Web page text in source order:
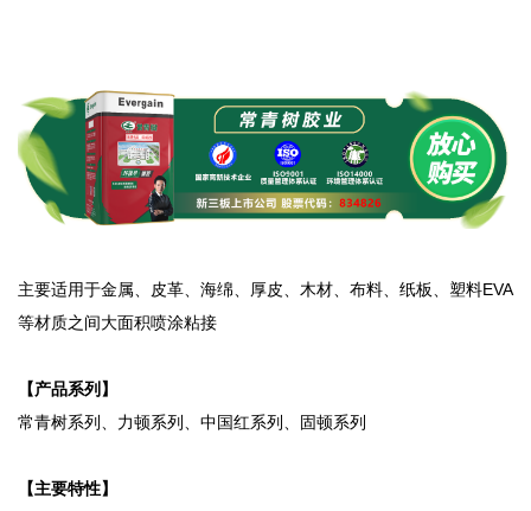
主要适用于金属、皮革、海绵、厚皮、木材、布料、纸板、塑料EVA
等材质之间大面积喷涂粘接
【产品系列】
常青树系列、力顿系列、中国红系列、固顿系列
【主要特性】